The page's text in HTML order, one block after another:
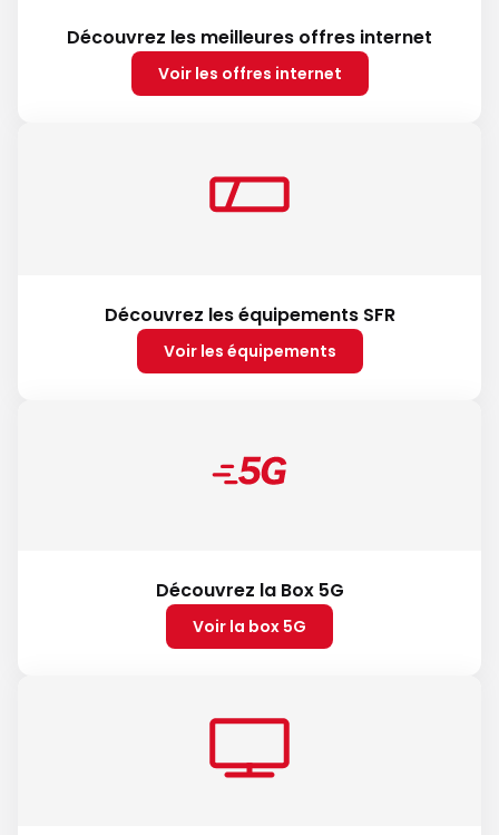
Découvrez les meilleures offres internet
Voir les offres internet
Découvrez les équipements SFR
Voir les équipements
Découvrez la Box 5G
Voir la box 5G